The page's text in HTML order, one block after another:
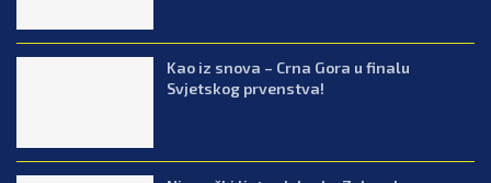
Kao iz snova – Crna Gora u finalu
Svjetskog prvenstva!